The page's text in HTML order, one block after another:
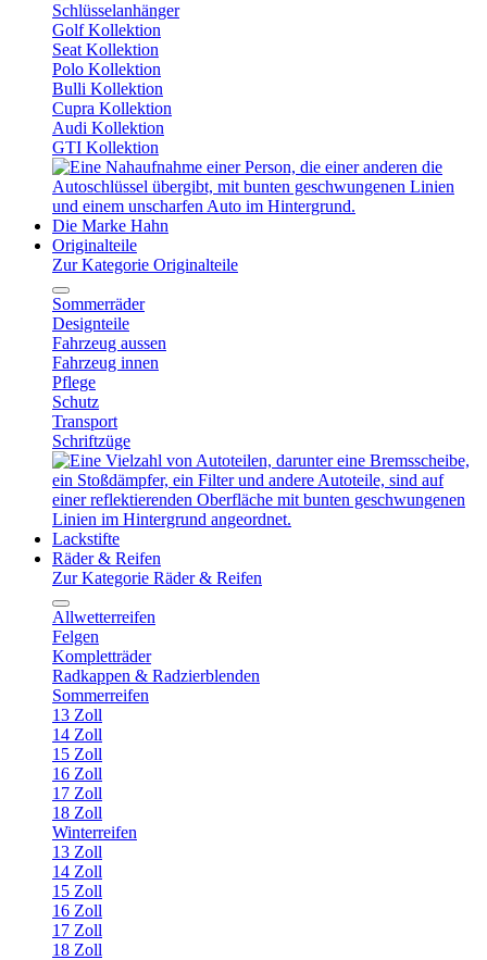
Schlüsselanhänger
Golf Kollektion
Seat Kollektion
Polo Kollektion
Bulli Kollektion
Cupra Kollektion
Audi Kollektion
GTI Kollektion
Die Marke Hahn
Originalteile
Zur Kategorie Originalteile
Sommerräder
Designteile
Fahrzeug aussen
Fahrzeug innen
Pflege
Schutz
Transport
Schriftzüge
Lackstifte
Räder & Reifen
Zur Kategorie Räder & Reifen
Allwetterreifen
Felgen
Kompletträder
Radkappen & Radzierblenden
Sommerreifen
13 Zoll
14 Zoll
15 Zoll
16 Zoll
17 Zoll
18 Zoll
Winterreifen
13 Zoll
14 Zoll
15 Zoll
16 Zoll
17 Zoll
18 Zoll